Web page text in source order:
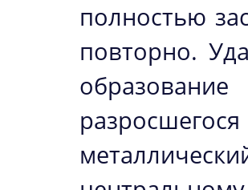
полностью
повторно.